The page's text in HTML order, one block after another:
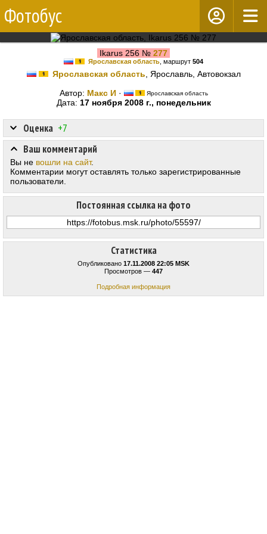
Фотобус
Ikarus 256 № 277
Ярославская область , маршрут 504
Ярославская область , Ярославль, Автовокзал
Автор: Макс И· Ярославская область
Дата: 17 ноября 2008 г., понедельник
Статистика
Опубликовано 17.11.2008 22:05 MSK
Просмотров — 447
Подробная информация
Оценка +7
Постоянная ссылка на фото
Ваш комментарий
Вы не вошли на сайт.
Комментарии могут оставлять только зарегистрированные
пользователи.